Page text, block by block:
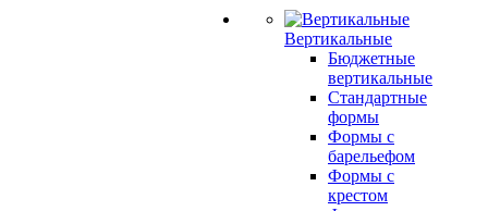
Вертикальные
Бюджетные
вертикальные
Стандартные
формы
Формы с
барельефом
Формы с
крестом